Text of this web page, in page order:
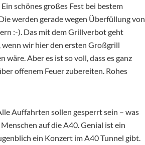
schönes großes Fest bei bestem
werden gerade wegen Überfüllung von
:-). Das mit dem Grillverbot geht
wenn wir hier den ersten Großgrill
wäre. Aber es ist so voll, dass es ganz
offenem Feuer zubereiten. Rohes
Auffahrten sollen gesperrt sein – was
auf die A40. Genial ist ein
ein Konzert im A40 Tunnel gibt.